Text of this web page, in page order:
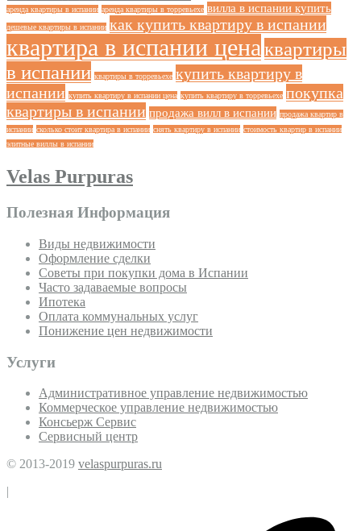
аренда квартиры в испании аренда квартиры в торревьехе вилла в испании купить
дешевые квартиры в испании как купить квартиру в испании
квартира в испании ценаквартиры
в испании квартиры в торревьехе купить квартиру в
испании купить квартиру в испании цена купить квартиру в торревьехе покупка
квартиры в испании продажа вилл в испании продажа квартир в
испании сколько стоит квартира в испании снять квартиру в испании стоимость квартир в испании
элитные виллы в испании
Velas Purpuras
Полезная Информация
Виды недвижимости
Оформление сделки
Советы при покупки дома в Испании
Часто задаваемые вопросы
Ипотека
Оплата коммунальных услуг
Понижение цен недвижимости
Услуги
Административное управление недвижимостью
Коммерческое управление недвижимостью
Консьерж Сервис
Сервисный центр
© 2013-2019 velaspurpuras.ru
|